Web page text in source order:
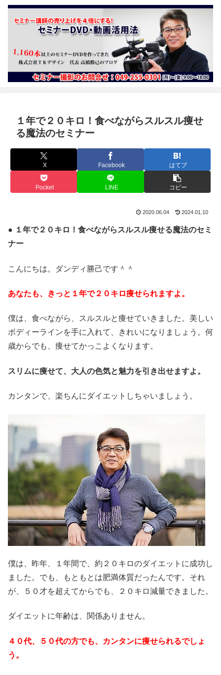
１年で２０キロ！食べながらスルスル痩せ
る魔法のセミナー
X Facebook はてブ
Pocket LINE コピー
2020.06.04 2024.01.10
● １年で２０キロ！食べながらスルスル痩せる魔法のセミ
ナー
こんにちは。ダンディ勝己です＾＾
あなたも、きっと１年で２０キロ痩せられますよ。
僕は、食べながら、スルスルと痩せていきました。美しい
ボディーラインを手に入れて、きれいになりましょう。何
歳からでも、痩せてかっこよくなります。
スリムに痩せて、大人の色気と魅力を引き出せますよ。
カンタンで、楽ちんにダイエットしちゃいましょう。
僕は、昨年、１年間で、約２０キロのダイエットに成功し
ました。でも、もともとは肥満体質だったんです。それ
が、５０才を超えてからでも、２０キロ減量できました。
ダイエットに年齢は、関係ありません。
４０代、５０代の方でも、カンタンに痩せられるでしょ
う。